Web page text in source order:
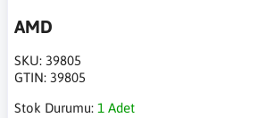
AMD
SKU: 39805
GTIN: 39805
Stok Durumu: 1 Adet